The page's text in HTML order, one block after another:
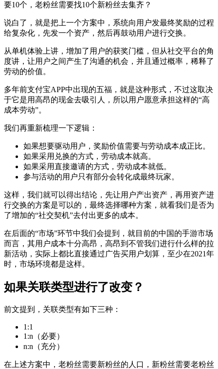
要10个，老粉丝需要找10个新粉丝去集齐？
说白了，就是把上一个方案中，系统向用户发最终奖励的过程
给复杂化，先发一个资产，然后再鼓动用户进行交换。
从单机体验上讲，增加了用户的获奖门槛，但从社交平台的角
度讲，让用户之间产生了沟通的机会，并且通过概率，稀释了
劳动的价值。
多年前支付宝APP中出现的五福，就是这种形式，不过这取决
于它是用高昂的现金去吸引人，所以用户愿意承担这样的“高
成本劳动”。
我们再重新梳理一下逻辑：
如果想要驱动用户，奖励价值需要与劳动成本成正比。
如果采用兑换的方式，劳动成本就高。
如果采用直接邀请的方式，劳动成本就低。
参与活动的用户只有部分会转化成最终玩家。
这样，我们就可以得出结论，先让用户产出资产，再用资产进
行交换的方案是可以的，最终选择哪种方案，就看我们是否为
了增加的“社交契机”去付出更多的成本。
在后面的“市场”环节中我们会提到，就目前的中国的手游市场
而言，其用户成本十分高昂，高昂到不管我们进行什么样的拉
新活动，实际上都比直接通过广告买用户划算，至少在2021年
时，市场环境都是这样。
如果关联类型进行了改变？
前文提到，关联类型有如下三种：
1:1
1:n（必要）
n:n（充分）
在上述方案中，老粉丝需要新粉丝的人口，新粉丝需要老粉丝